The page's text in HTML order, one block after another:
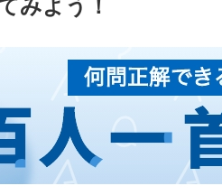
みよう！